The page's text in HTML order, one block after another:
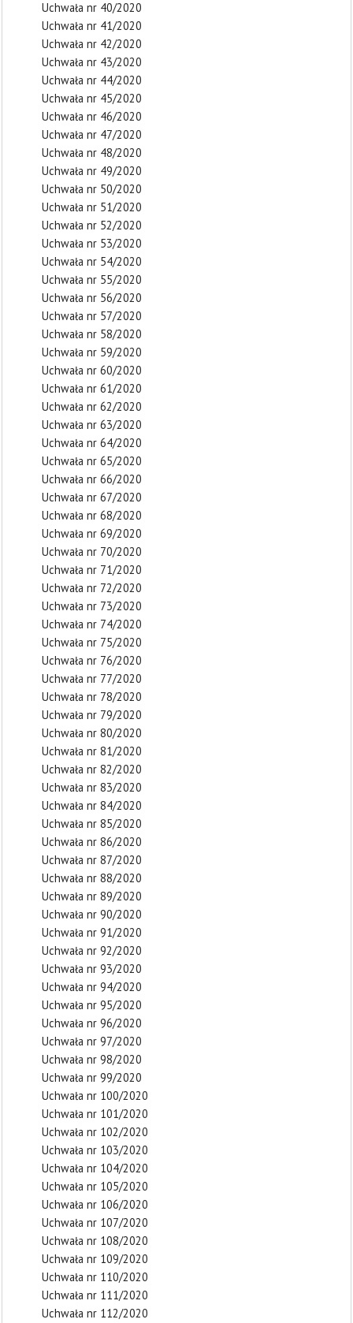
Uchwała nr 40/2020
Uchwała nr 41/2020
Uchwała nr 42/2020
Uchwała nr 43/2020
Uchwała nr 44/2020
Uchwała nr 45/2020
Uchwała nr 46/2020
Uchwała nr 47/2020
Uchwała nr 48/2020
Uchwała nr 49/2020
Uchwała nr 50/2020
Uchwała nr 51/2020
Uchwała nr 52/2020
Uchwała nr 53/2020
Uchwała nr 54/2020
Uchwała nr 55/2020
Uchwała nr 56/2020
Uchwała nr 57/2020
Uchwała nr 58/2020
Uchwała nr 59/2020
Uchwała nr 60/2020
Uchwała nr 61/2020
Uchwała nr 62/2020
Uchwała nr 63/2020
Uchwała nr 64/2020
Uchwała nr 65/2020
Uchwała nr 66/2020
Uchwała nr 67/2020
Uchwała nr 68/2020
Uchwała nr 69/2020
Uchwała nr 70/2020
Uchwała nr 71/2020
Uchwała nr 72/2020
Uchwała nr 73/2020
Uchwała nr 74/2020
Uchwała nr 75/2020
Uchwała nr 76/2020
Uchwała nr 77/2020
Uchwała nr 78/2020
Uchwała nr 79/2020
Uchwała nr 80/2020
Uchwała nr 81/2020
Uchwała nr 82/2020
Uchwała nr 83/2020
Uchwała nr 84/2020
Uchwała nr 85/2020
Uchwała nr 86/2020
Uchwała nr 87/2020
Uchwała nr 88/2020
Uchwała nr 89/2020
Uchwała nr 90/2020
Uchwała nr 91/2020
Uchwała nr 92/2020
Uchwała nr 93/2020
Uchwała nr 94/2020
Uchwała nr 95/2020
Uchwała nr 96/2020
Uchwała nr 97/2020
Uchwała nr 98/2020
Uchwała nr 99/2020
Uchwała nr 100/2020
Uchwała nr 101/2020
Uchwała nr 102/2020
Uchwała nr 103/2020
Uchwała nr 104/2020
Uchwała nr 105/2020
Uchwała nr 106/2020
Uchwała nr 107/2020
Uchwała nr 108/2020
Uchwała nr 109/2020
Uchwała nr 110/2020
Uchwała nr 111/2020
Uchwała nr 112/2020